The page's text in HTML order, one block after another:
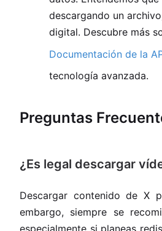
descargando un
digital. Descubre más
Documentación de la
tecnología avanzada.
Preguntas
¿Es legal descargar
Descargar contenido de X
embargo, siempre se
especialmente si planeas